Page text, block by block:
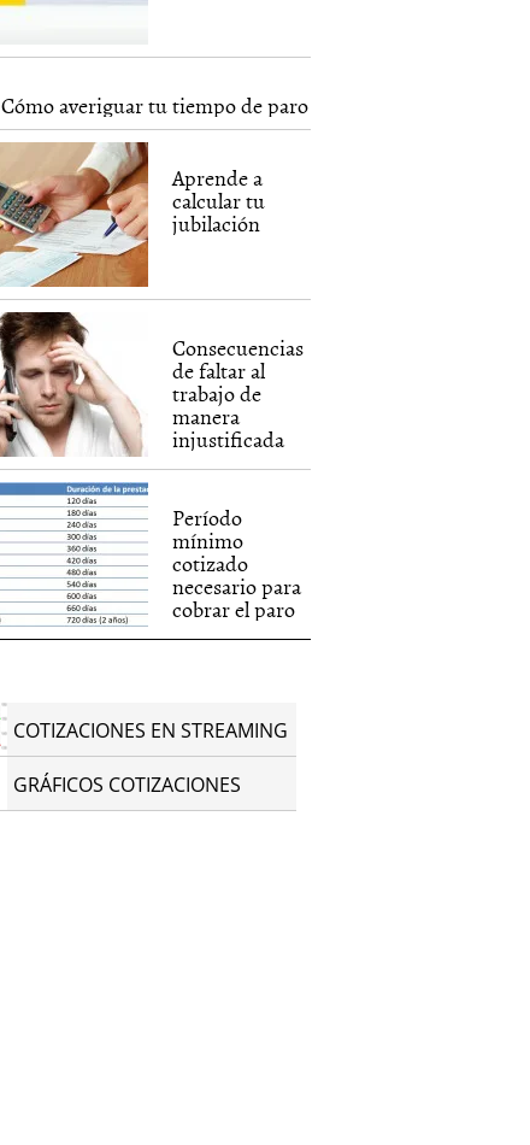
Cómo averiguar tu tiempo de paro
Aprende a
calcular tu
jubilación
Consecuencias
de faltar al
trabajo de
manera
injustificada
Período
mínimo
cotizado
necesario para
cobrar el paro
COTIZACIONES EN STREAMING
GRÁFICOS COTIZACIONES